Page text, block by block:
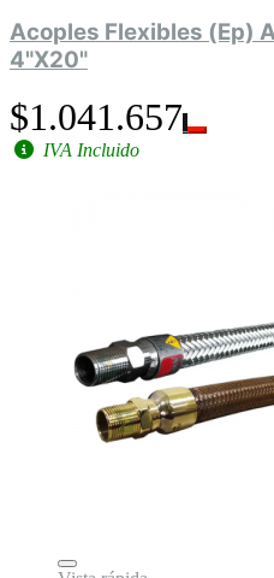
Acoples Flexibles (Ep)
4"X20"
$1.041.657
IVA Incluido